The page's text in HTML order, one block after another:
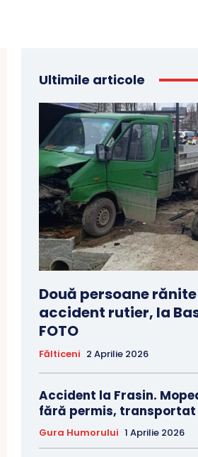
Ultimile articole
Două persoane
accident rutier, la
FOTO
Fălticeni 2 Aprilie 2026
Accident la Frasin.
fără permis,
Gura Humorului 1 Aprilie 2026